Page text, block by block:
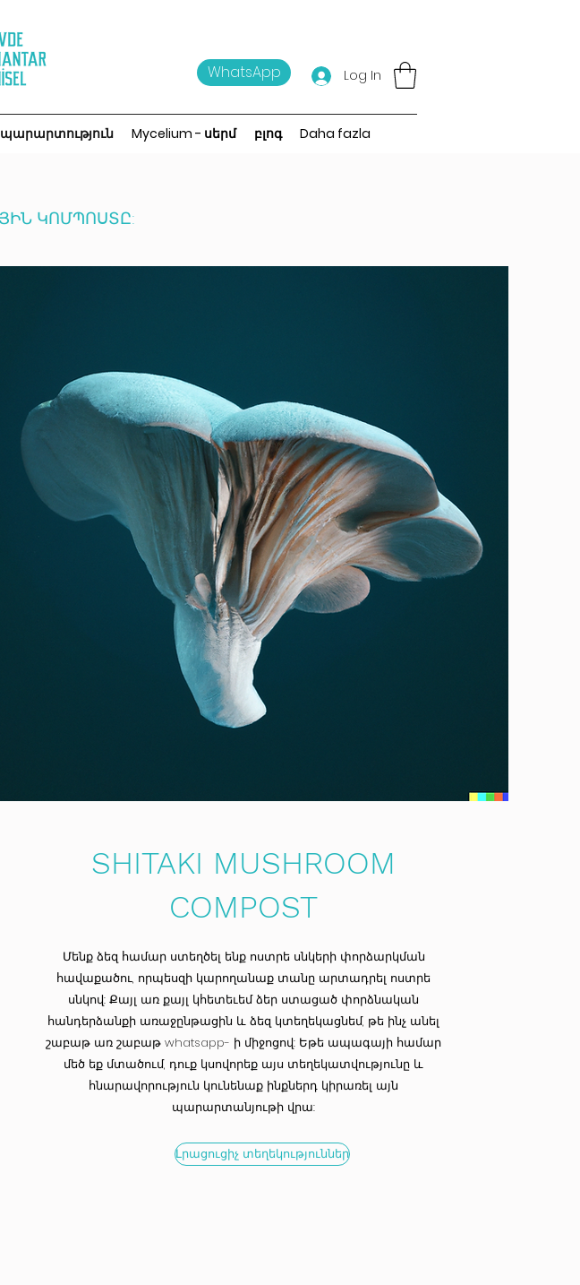
WhatsApp Log In
պարարտություն Mycelium - սերմ բլոգ Daha fazla
ԿՈՄՊՈՍՏԸ:
SHITAKI MUSHROOM
COMPOST
Մենք ձեզ համար ստեղծել ենք ոստրե սնկերի փորձարկման
հավաքածու, որպեսզի կարողանաք տանը արտադրել ոստրե
սնկով: Քայլ առ քայլ կհետեւեմ ձեր ստացած փորձնական
հանդերձանքի առաջընթացին և ձեզ կտեղեկացնեմ, թե ինչ անել
շաբաթ առ շաբաթ whatsapp- ի միջոցով: Եթե ապագայի համար
մեծ եք մտածում, դուք կսովորեք այս տեղեկատվությունը և
հնարավորություն կունենաք ինքներդ կիրառել այն
պարարտանյութի վրա:
Լրացուցիչ տեղեկություններ